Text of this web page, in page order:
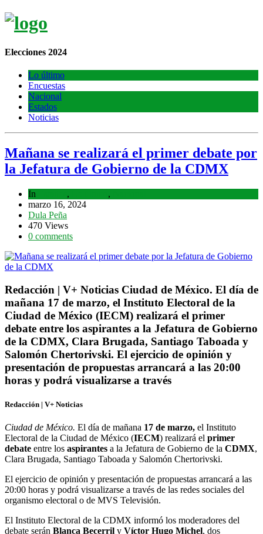
Elecciones 2024
Lo último
Encuestas
Nacional
Estados
Noticias
Mañana se realizará el primer debate por
la Jefatura de Gobierno de la CDMX
In , ,
marzo 16, 2024
Dula Peña
470 Views
0 comments
Redacción | V+ Noticias Ciudad de México. El día de
mañana 17 de marzo, el Instituto Electoral de la
Ciudad de México (IECM) realizará el primer
debate entre los aspirantes a la Jefatura de Gobierno
de la CDMX, Clara Brugada, Santiago Taboada y
Salomón Chertorivski. El ejercicio de opinión y
presentación de propuestas arrancará a las 20:00
horas y podrá visualizarse a través
Redacción | V+ Noticias
Ciudad de México. El día de mañana 17 de marzo, el Instituto
Electoral de la Ciudad de México (IECM) realizará el primer
debate entre los aspirantes a la Jefatura de Gobierno de la CDMX,
Clara Brugada, Santiago Taboada y Salomón Chertorivski.
El ejercicio de opinión y presentación de propuestas arrancará a las
20:00 horas y podrá visualizarse a través de las redes sociales del
organismo electoral o de MVS Televisión.
El Instituto Electoral de la CDMX informó los moderadores del
debate serán Blanca Becerril y Víctor Hugo Michel, dos